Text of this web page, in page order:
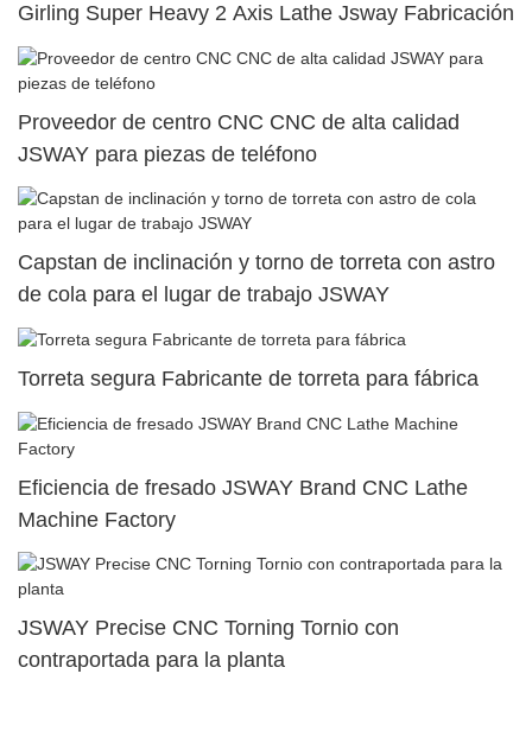
Girling Super Heavy 2 Axis Lathe Jsway Fabricación
Proveedor de centro CNC CNC de alta calidad
JSWAY para piezas de teléfono
Capstan de inclinación y torno de torreta con astro
de cola para el lugar de trabajo JSWAY
Torreta segura Fabricante de torreta para fábrica
Eficiencia de fresado JSWAY Brand CNC Lathe
Machine Factory
JSWAY Precise CNC Torning Tornio con
contraportada para la planta